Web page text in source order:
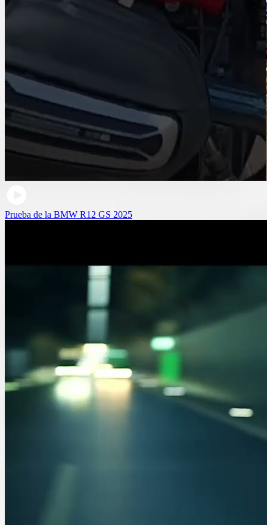
Prueba de la BMW R12 GS 2025